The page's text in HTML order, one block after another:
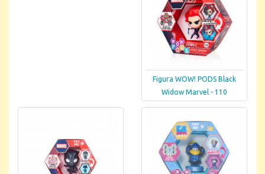
Figura WOW! PODS Black
Widow Marvel - 110